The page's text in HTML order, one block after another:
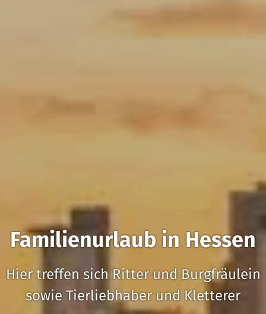
Familienurlaub in Hessen
Hier treffen sich Ritter und Burgfräulein
sowie Tierliebhaber und Kletterer